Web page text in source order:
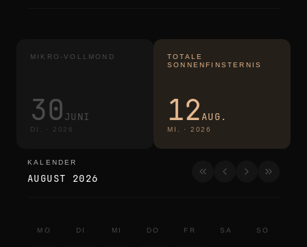
MIKRO-VOLLMOND
30 JUNI
DI. · 2026
TOTALE
SONNENFINSTERNIS
12AUG.
MI. · 2026
kalender
KALENDER
AUGUST 2026
MO DI MI DO FR SA SO